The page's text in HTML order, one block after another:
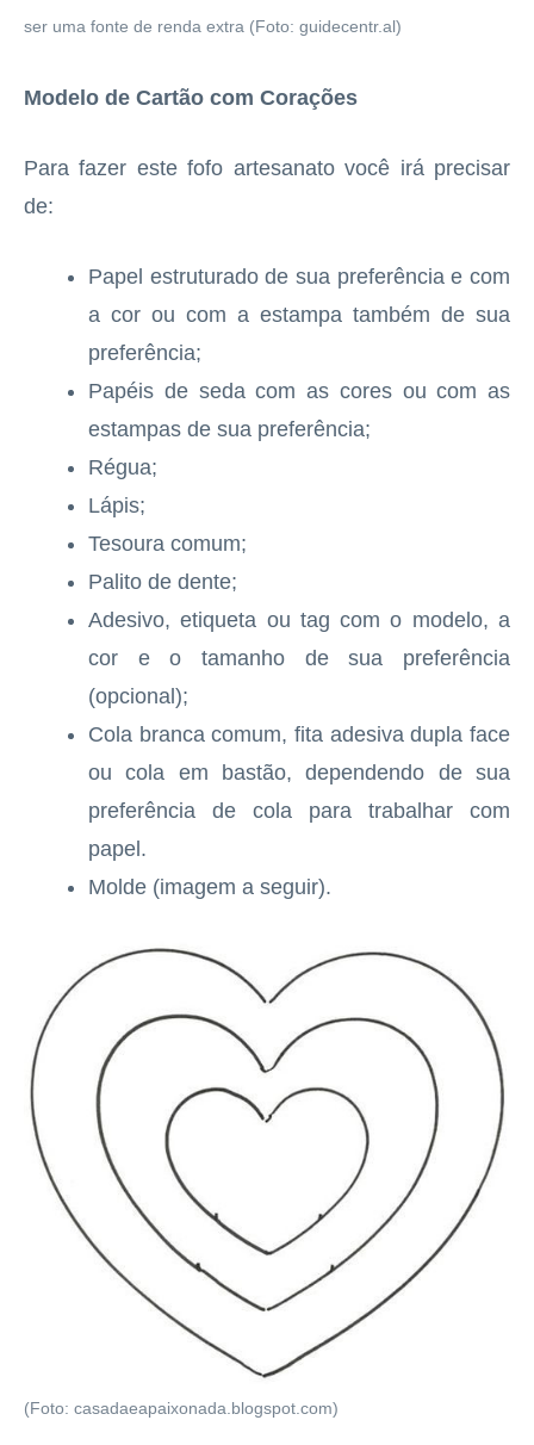
ser uma fonte de renda extra (Foto: guidecentr.al)
Modelo de Cartão com Corações
Para fazer este fofo artesanato você irá precisar
de:
Papel estruturado de sua preferência e com
a cor ou com a estampa também de sua
preferência;
Papéis de seda com as cores ou com as
estampas de sua preferência;
Régua;
Lápis;
Tesoura comum;
Palito de dente;
Adesivo, etiqueta ou tag com o modelo, a
cor e o tamanho de sua preferência
(opcional);
Cola branca comum, fita adesiva dupla face
ou cola em bastão, dependendo de sua
preferência de cola para trabalhar com
papel.
Molde (imagem a seguir).
(Foto: casadaeapaixonada.blogspot.com)